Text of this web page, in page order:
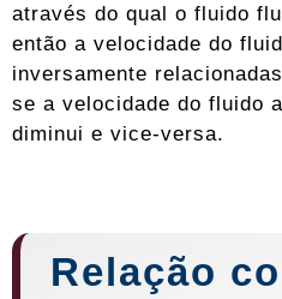
através do qual o fluido
então a velocidade do
inversamente
se a velocidade do fluido
diminui e vice-versa.
Relação